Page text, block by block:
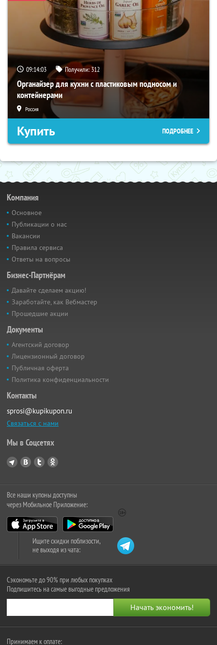
09:14:02 Получили: 312
Органайзер для кухни с пластиковым подносом и
контейнерами
Россия
Купить ПОДРОБНЕЕ
Компания
Основное
Публикации о нас
Вакансии
Правила сервиса
Ответы на вопросы
Бизнес-Партнёрам
Давайте сделаем акцию!
Заработайте, как Вебмастер
Прошедшие акции
Документы
Агентский договор
Лицензионный договор
Публичная оферта
Политика конфиденциальности
Контакты
sprosi@kupikupon.ru
Связаться с нами
Мы в Соцсетях
Все наши купоны доступны
через Мобильное Приложение:
Ищите скидки поблизости,
не выходя из чата:
Сэкономьте до 90% при любых покупках
Подпишитесь на самые выгодные предложения
Принимаем к оплате: